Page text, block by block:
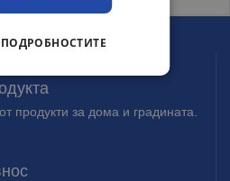
продукти за дома и градината.